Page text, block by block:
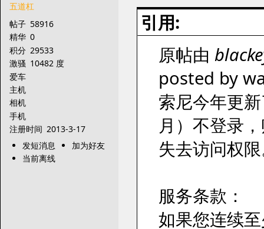
五道杠
帖子 58916
精华 0
积分 29533
激骚 10482 度
爱车
主机
相机
手机
注册时间 2013-3-17
发短消息
加为好友
当前离线
引用:
原帖由
posted by
索尼今年更
月）不登录
失去访问权
服务条款：
如果您连续